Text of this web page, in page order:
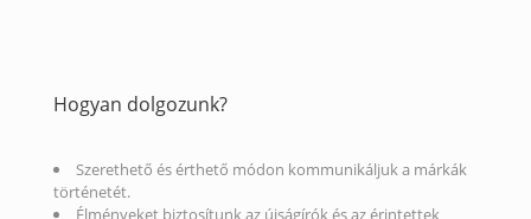
Hogyan dolgozunk?
Szerethető és érthető módon kommunikáljuk a márkák
történetét.
Élményeket biztosítunk az újságírók és az érintettek